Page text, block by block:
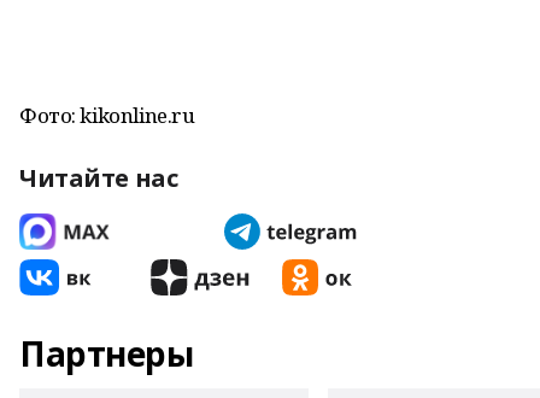
Фото: kikonline.ru
Читайте нас
Партнеры